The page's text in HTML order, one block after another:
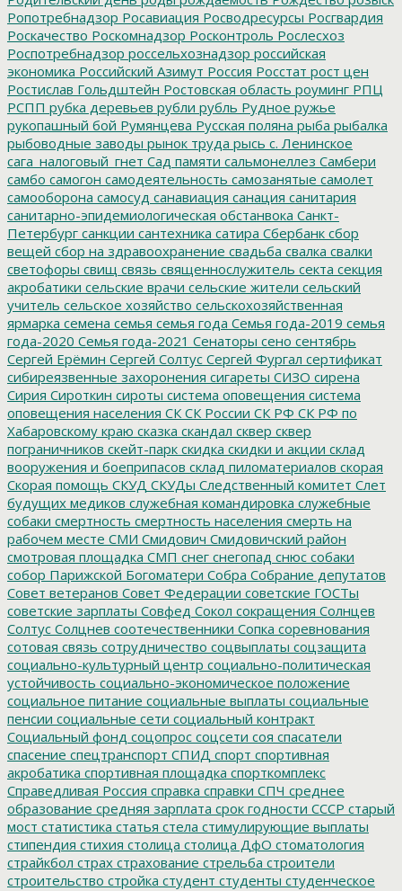
Ропотребнадзор Росавиация Росводресурсы Росгвардия
Роскачество Роскомнадзор Росконтроль Рослесхоз
Роспотребнадзор россельхознадзор российская
экономика Российский Азимут Россия Росстат рост цен
Ростислав Гольдштейн Ростовская область роуминг РПЦ
РСПП рубка деревьев рубли рубль Рудное ружье
рукопашный бой Румянцева Русская поляна рыба рыбалка
рыбоводные заводы рынок труда рысь с. Ленинское
сага_налоговый_гнет Сад памяти сальмонеллез Самбери
самбо самогон самодеятельность самозанятые самолет
самооборона самосуд санавиация санация санитария
санитарно-эпидемиологическая обстанвока Санкт-
Петербург санкции сантехника сатира Сбербанк сбор
вещей сбор на здравоохранение свадьба свалка свалки
светофоры свищ связь священнослужитель секта секция
акробатики сельские врачи сельские жители сельский
учитель сельское хозяйство сельскохозяйственная
ярмарка семена семья семья года Семья года-2019 семья
года-2020 Семья года-2021 Сенаторы сено сентябрь
Сергей Ерёмин Сергей Солтус Сергей Фургал сертификат
сибиреязвенные захоронения сигареты СИЗО сирена
Сирия Сироткин сироты система оповещения система
оповещения населения СК СК России СК РФ СК РФ по
Хабаровскому краю сказка скандал сквер сквер
пограничников скейт-парк скидка скидки и акции склад
вооружения и боеприпасов склад пиломатериалов скорая
Скорая помощь СКУД СКУДы Следственный комитет Слет
будущих медиков служебная командировка служебные
собаки смертность смертность населения смерть на
рабочем месте СМИ Смидович Смидовичский район
смотровая площадка СМП снег снегопад снюс собаки
собор Парижской Богоматери Собра Собрание депутатов
Совет ветеранов Совет Федерации советские ГОСТы
советские зарплаты Совфед Сокол сокращения Солнцев
Солтус Солцнев соотечественники Сопка соревнования
сотовая связь сотрудничество соцвыплаты соцзащита
социально-культурный центр социально-политическая
устойчивость социально-экономическое положение
социальное питание социальные выплаты социальные
пенсии социальные сети социальный контракт
Социальный фонд соцопрос соцсети соя спасатели
спасение спецтранспорт СПИД спорт спортивная
акробатика спортивная площадка спорткомплекс
Справедливая Россия справка справки СПЧ среднее
образование средняя зарплата срок годности СССР старый
мост статистика статья стела стимулирующие выплаты
стипендия стихия столица столица ДфО стоматология
страйкбол страх страхование стрельба строители
строительство стройка студент студенты студенческое